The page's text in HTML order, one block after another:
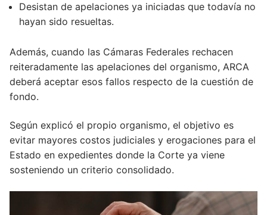
Desistan de apelaciones ya iniciadas que todavía no
hayan sido resueltas.
Además, cuando las Cámaras Federales rechacen
reiteradamente las apelaciones del organismo, ARCA
deberá aceptar esos fallos respecto de la cuestión de
fondo.
Según explicó el propio organismo, el objetivo es
evitar mayores costos judiciales y erogaciones para el
Estado en expedientes donde la Corte ya viene
sosteniendo un criterio consolidado.